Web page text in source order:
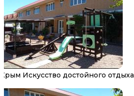
Крым Искусство достойного отдыха